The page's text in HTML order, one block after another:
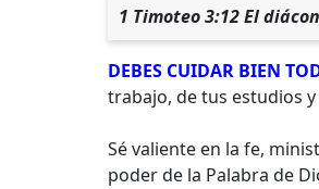
1 Timoteo 3:12 El
DEBES CUIDAR BIEN
trabajo, de tus estudios
Sé valiente en la fe,
poder de la Palabra de